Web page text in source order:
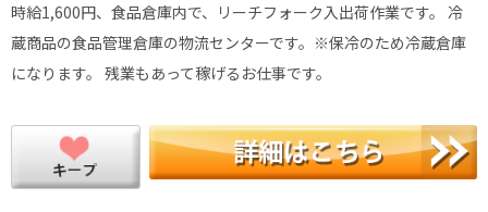
時給1,600円、食品倉庫内で、リーチフォーク入出荷作業です。 冷
蔵商品の食品管理倉庫の物流センターです。※保冷のため冷蔵倉庫
になります。 残業もあって稼げるお仕事です。